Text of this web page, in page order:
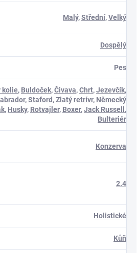
Malý,Střední,Velký
Dospělý
Pes
kolie, Buldoček,Čivava,Chrt,Jezevčík,
,Staford ,Zlatý retrívr, Německý
, Husky, Rotvajler, Boxer,Jack Russell ,
Bulteriér
Konzerva
2.4
Holistické
Kůň